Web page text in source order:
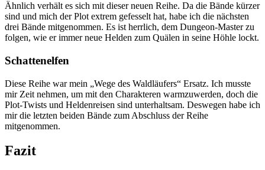
Ähnlich verhält es sich mit dieser neuen Reihe. Da die Bände kürzer
sind und mich der Plot extrem gefesselt hat, habe ich die nächsten
drei Bände mitgenommen. Es ist herrlich, dem Dungeon-Master zu
folgen, wie er immer neue Helden zum Quälen in seine Höhle lockt.
Schattenelfen
Diese Reihe war mein „Wege des Waldläufers“ Ersatz. Ich musste
mir Zeit nehmen, um mit den Charakteren warmzuwerden, doch die
Plot-Twists und Heldenreisen sind unterhaltsam. Deswegen habe ich
mir die letzten beiden Bände zum Abschluss der Reihe
mitgenommen.
Fazit